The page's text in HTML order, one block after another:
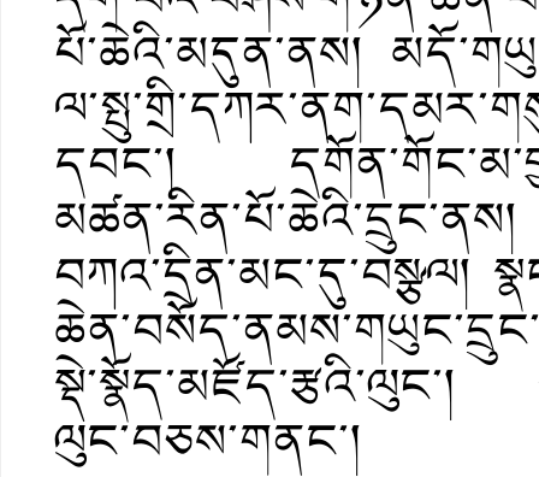
པོ་ཆེའི་མདུན་ནས།
དབང་།
བཀའ་དྲིན་མང་དུ་བསྩལ།
སྡེ་སྣོད་མཛོད་རྩའི་ལུང་།
ལུང་བཅས་གནང་།